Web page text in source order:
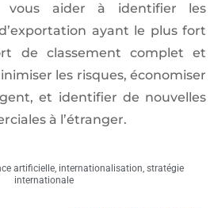
vous aider à identifier les
ayant le plus fort
de classement complet et
les risques, économiser
et identifier de nouvelles
à l’étranger.
artificielle, internationalisation, stratégie
internationale